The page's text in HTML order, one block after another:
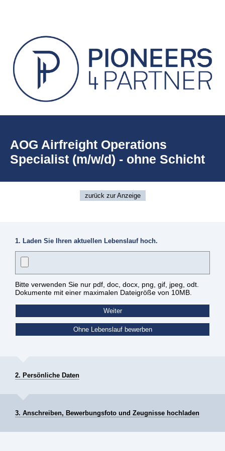
AOG Airfreight Operations
Specialist (m/w/d) - ohne Schicht
zurück zur Anzeige
1. Laden Sie Ihren aktuellen Lebenslauf hoch.
Bitte verwenden Sie nur pdf, doc, docx, png, gif, jpeg, odt.
Dokumente mit einer maximalen Dateigröße von 10MB.
2. Persönliche Daten
3. Anschreiben, Bewerbungsfoto und Zeugnisse hochladen